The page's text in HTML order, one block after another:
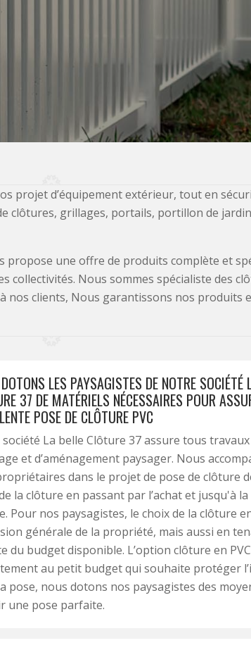
projet d’équipement extérieur, tout en
clôtures, grillages, portails, portillon de
une offre de produits complète et
collectivités. Nous sommes spécialiste des
nos clients, Nous garantissons nos produits
LES PAYSAGISTES DE NOTRE SOCIÉTÉ
37 DE MATÉRIELS NÉCESSAIRES POUR
POSE DE CLÔTURE PVC
La belle Clôture 37 assure tous travaux
et d’aménagement paysager. Nous
dans le projet de pose de clôture
la clôture en passant par l’achat et jusqu'à la
Pour nos paysagistes, le choix de la clôture
générale de la propriété, mais aussi en
du budget disponible. L’option clôture en
au petit budget qui souhaite protéger
pose, nous dotons nos paysagistes des
une pose parfaite.